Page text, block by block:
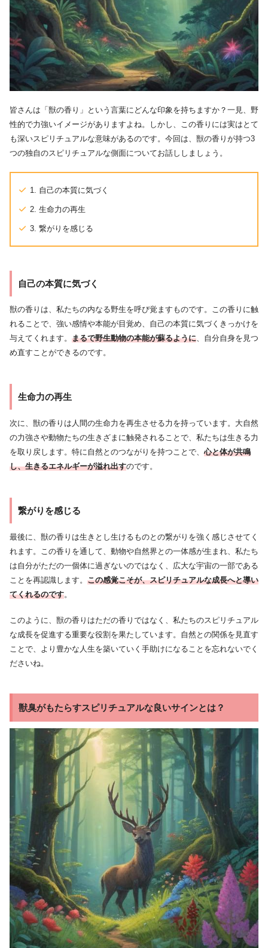
皆さんは「獣の香り」という言葉にどんな印象を持ちますか？一見、野
性的で力強いイメージがありますよね。しかし、この香りには実はとて
も深いスピリチュアルな意味があるのです。今回は、獣の香りが持つ3
つの独自のスピリチュアルな側面についてお話ししましょう。
1. 自己の本質に気づく
2. 生命力の再生
3. 繋がりを感じる
自己の本質に気づく
獣の香りは、私たちの内なる野生を呼び覚ますものです。この香りに触
れることで、強い感情や本能が目覚め、自己の本質に気づくきっかけを
与えてくれます。 まるで野生動物の本能が蘇るように、自分自身を見つ
め直すことができるのです。
生命力の再生
次に、獣の香りは人間の生命力を再生させる力を持っています。大自然
の力強さや動物たちの生きざまに触発されることで、私たちは生きる力
を取り戻します。特に自然とのつながりを持つことで、心と体が共鳴
し、生きるエネルギーが溢れ出すのです。
繋がりを感じる
最後に、獣の香りは生きとし生けるものとの繋がりを強く感じさせてく
れます。この香りを通して、動物や自然界との一体感が生まれ、私たち
は自分がただの一個体に過ぎないのではなく、広大な宇宙の一部である
ことを再認識します。 この感覚こそが、スピリチュアルな成長へと導い
てくれるのです。
このように、獣の香りはただの香りではなく、私たちのスピリチュアル
な成長を促進する重要な役割を果たしています。自然との関係を見直す
ことで、より豊かな人生を築いていく手助けになることを忘れないでく
ださいね。
獣臭がもたらすスピリチュアルな良いサインとは？